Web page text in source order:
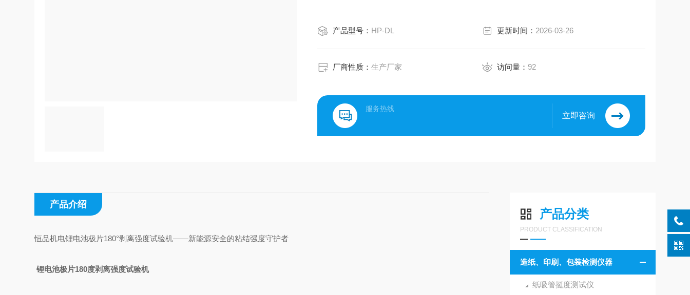
产品型号： HP-DL 更新时间： 2026-03-26
厂商性质：生产厂家 访问量： 92
服务热线
立即咨询
产品分类
PRODUCT CLASSIFICATION
造纸、印刷、包装检测仪器
纸吸管挺度测试仪
产品介绍
恒品机电锂电池极片180°剥离强度试验机——新能源安全的粘结强度守护者
锂电池极片180度剥离强度试验机